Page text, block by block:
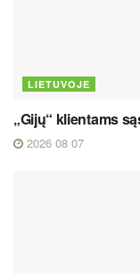
LIETUVOJE
„Gijų“ klientams
2026 08 07